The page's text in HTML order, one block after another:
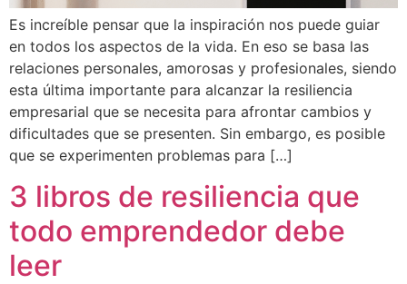
Es increíble pensar que la inspiración nos puede guiar
en todos los aspectos de la vida. En eso se basa las
relaciones personales, amorosas y profesionales, siendo
esta última importante para alcanzar la resiliencia
empresarial que se necesita para afrontar cambios y
dificultades que se presenten. Sin embargo, es posible
que se experimenten problemas para […]
3 libros de resiliencia que
todo emprendedor debe
leer